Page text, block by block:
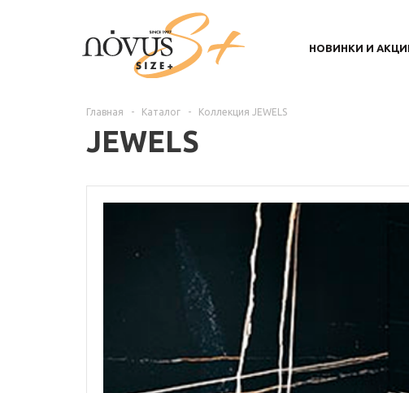
НОВИНКИ И
Главная - Каталог - Коллекция JEWELS
JEWELS